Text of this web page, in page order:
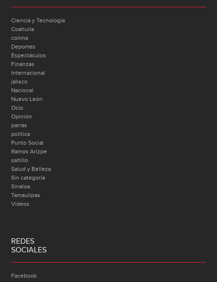
Ciencia y Tecnología
Coahuila
colima
Deportes
Espectáculos
Finanzas
Internacional
jalisco
Nacional
Nuevo León
Ocio
Opinión
parras
politica
Punto Social
Ramos Arizpe
saltillo
Salud y Belleza
Sin categoría
Sinaloa
Tamaulipas
Videos
REDES
SOCIALES
Facebook